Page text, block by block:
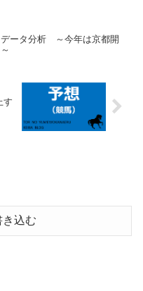
ータ分析 ～今年は京都開
す
き込む